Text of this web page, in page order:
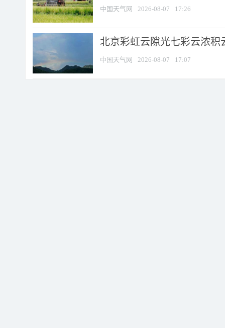
中国天气网 2026-08-07 17:26
北京彩虹云隙光七彩云浓积
中国天气网 2026-08-07 17:07